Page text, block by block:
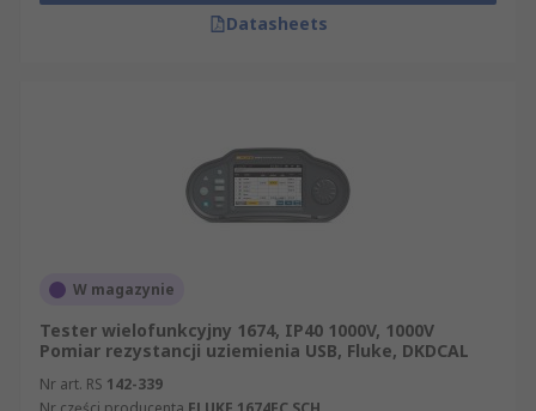
Datasheets
W magazynie
Tester wielofunkcyjny 1674, IP40 1000V, 1000V
Pomiar rezystancji uziemienia USB, Fluke, DKDCAL
Nr art. RS 142-339